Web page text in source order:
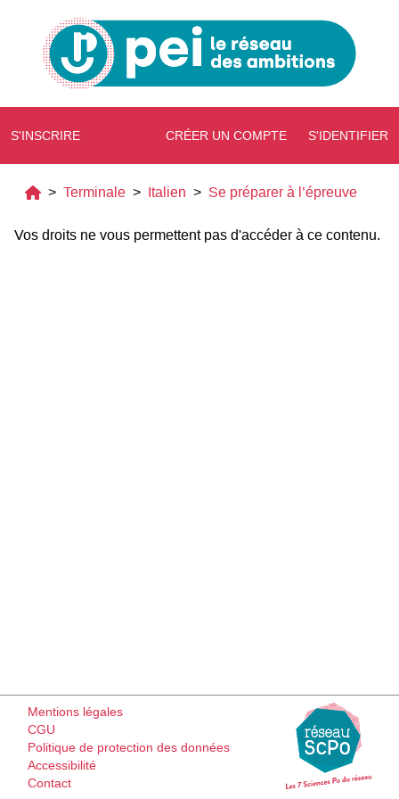
S'INSCRIRE CRÉER UN COMPTE S'IDENTIFIER
> Terminale > Italien > Se préparer à l’épreuve
Vos droits ne vous permettent pas d'accéder à ce contenu.
Mentions légales
CGU
Politique de protection des données
Accessibilité
Contact